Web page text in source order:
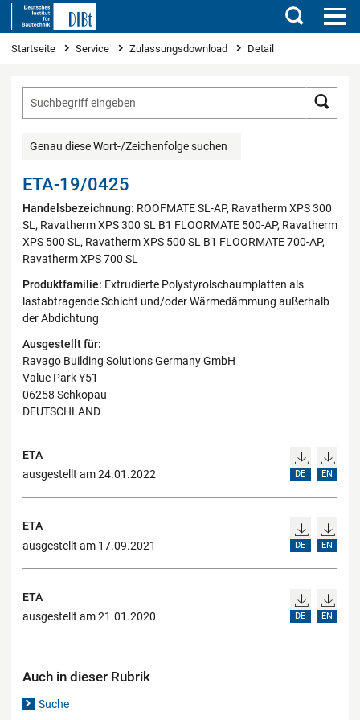
Suchen
Sie sind hier
Startseite Service Zulassungsdownload Detail
Genau diese Wort-/Zeichenfolge suchen
ETA-19/0425
Handelsbezeichnung: ROOFMATE SL-AP, Ravatherm XPS 300
SL, Ravatherm XPS 300 SL B1 FLOORMATE 500-AP, Ravatherm
XPS 500 SL, Ravatherm XPS 500 SL B1 FLOORMATE 700-AP,
Ravatherm XPS 700 SL
Produktfamilie: Extrudierte Polystyrolschaumplatten als
lastabtragende Schicht und/oder Wärmedämmung außerhalb
der Abdichtung
Ausgestellt für:
Ravago Building Solutions Germany GmbH
Value Park Y51
06258 Schkopau
DEUTSCHLAND
ETA
ausgestellt am 24.01.2022
DE EN
ETA
ausgestellt am 17.09.2021
DE EN
ETA
ausgestellt am 21.01.2020
DE EN
Auch in dieser Rubrik
Suche